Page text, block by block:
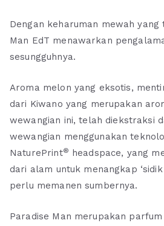
Dengan keharuman mewah yang
Man EdT menawarkan
sesungguhnya.
Aroma melon yang eksotis,
dari Kiwano yang merupakan
wewangian ini, telah diekstraksi
wewangian menggunakan
NaturePrint® headspace, yang
dari alam untuk menangkap
perlu memanen sumbernya.
Paradise Man merupakan